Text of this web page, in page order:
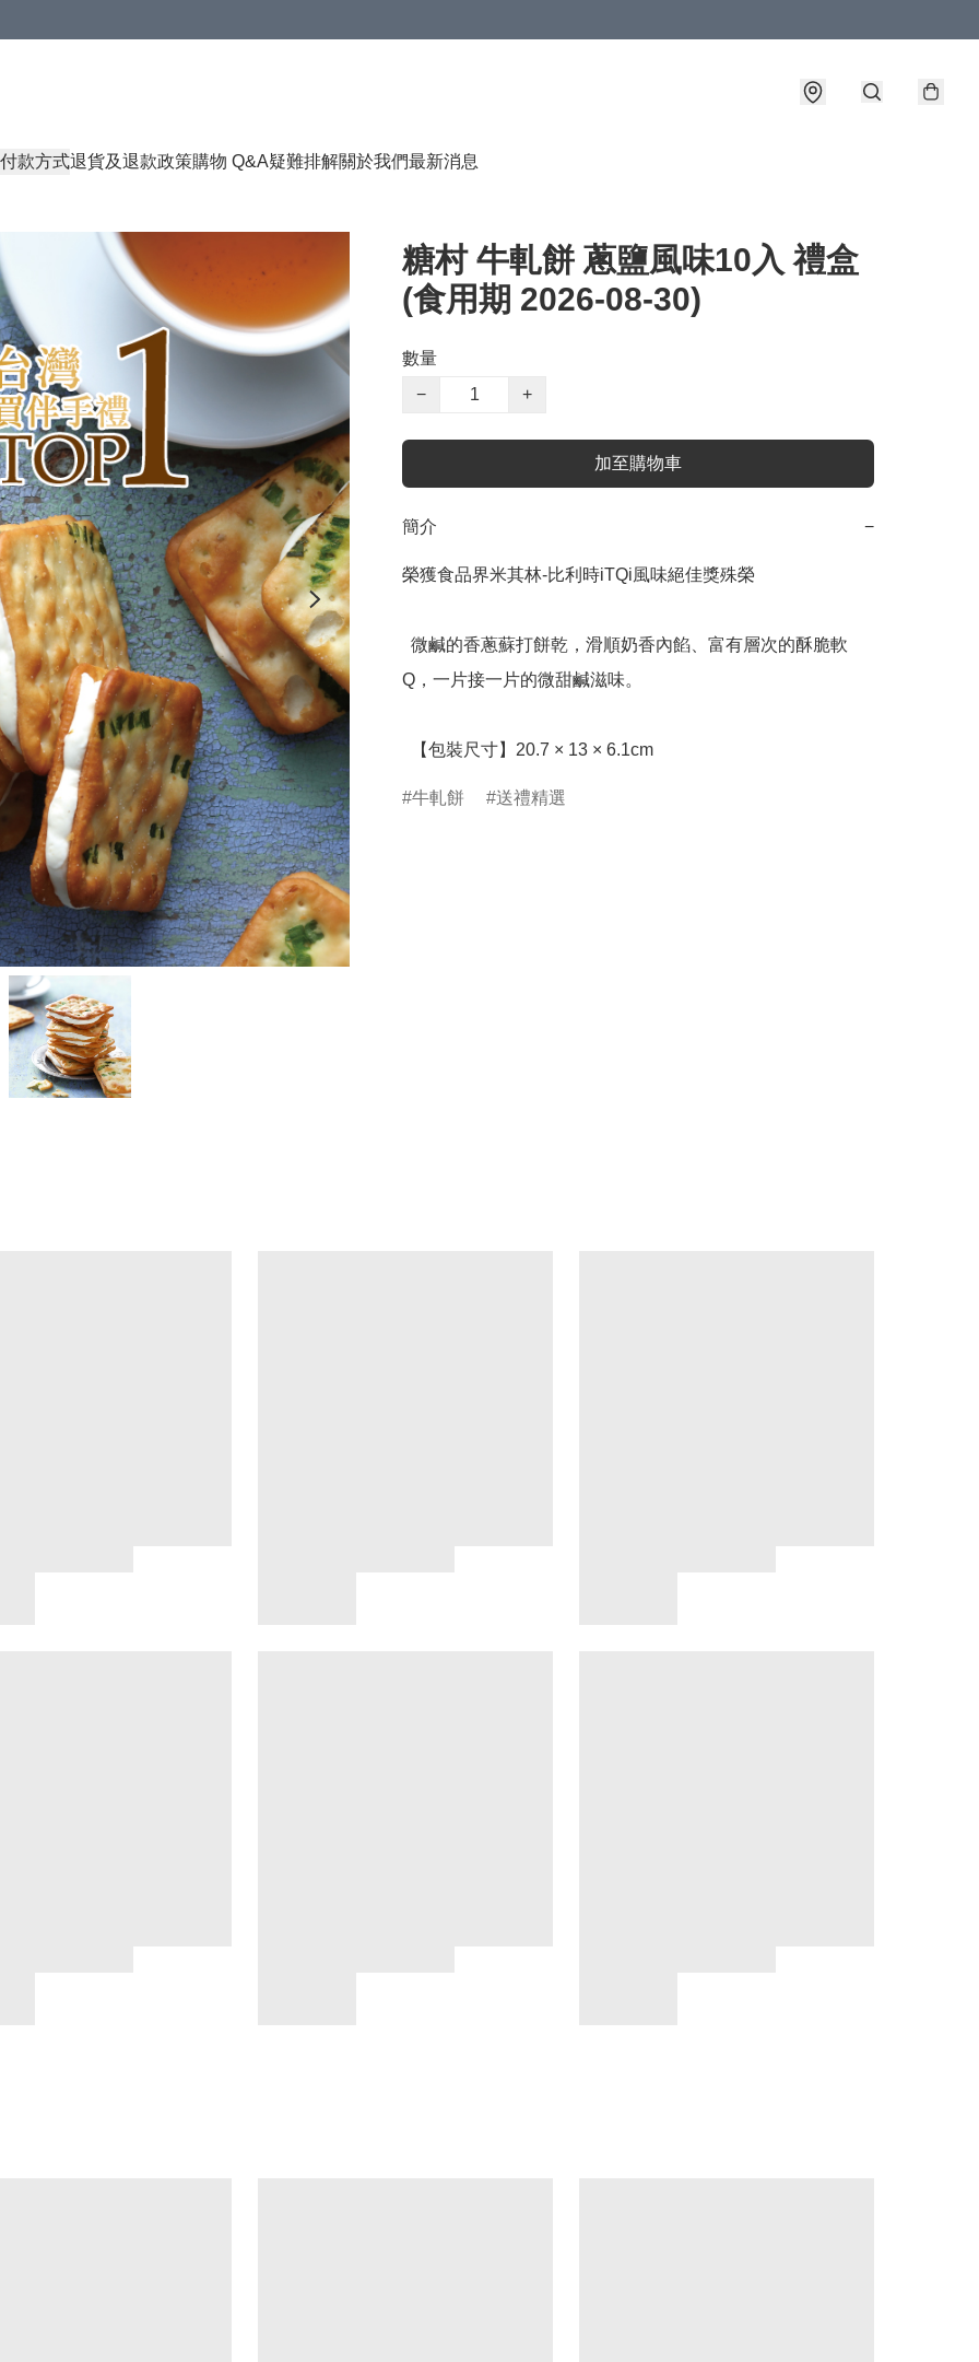
付款方式退貨及退款政策購物 Q&A疑難排解關於我們最新消息
糖村 牛軋餅 蔥鹽風味10入 禮盒
(食用期 2026-08-30)
數量
−
+
加至購物車
簡介 −
榮獲食品界米其林-比利時iTQi風味絕佳獎殊榮
Q，一片接一片的微甜鹹滋味。
  【包裝尺寸】20.7 × 13 × 6.1cm
牛軋餅 送禮精選